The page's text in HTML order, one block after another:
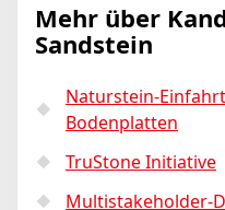
Mehr über
Sandstein
Naturstein-
Bodenplatten
TruStone Initiative
Multistakeholder-